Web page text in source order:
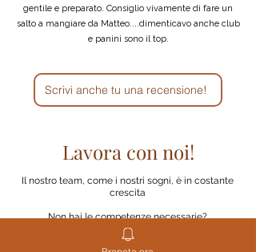
gentile e preparato. Consiglio vivamente di fare un
salto a mangiare da Matteo....dimenticavo anche club
e panini sono il top.
Scrivi anche tu una recensione!
Lavora con noi!
Il nostro team, come i nostri sogni, è in costante
crescita
Non hai le competenze necessarie?
Te lo insegnamo noi!